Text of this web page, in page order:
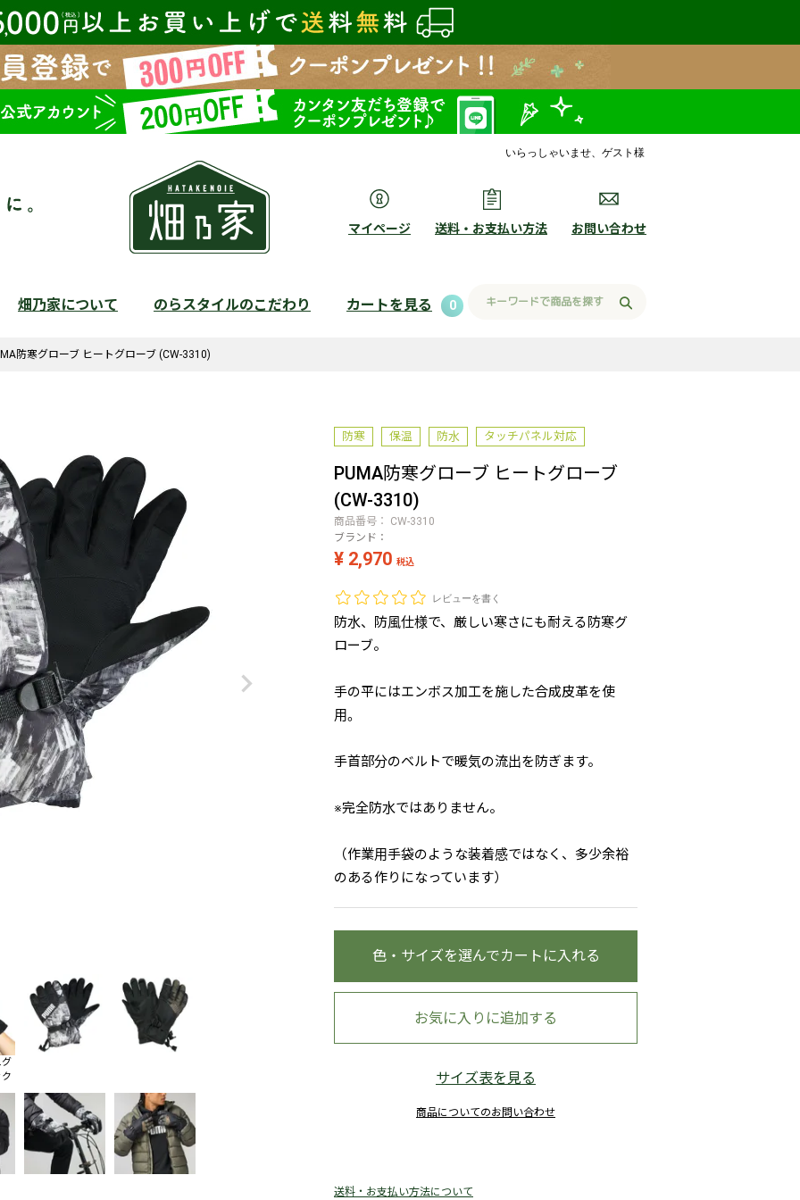
いらっしゃいませ、ゲスト様
マイページ 送料・お支払い方法 お問い合わせ
畑乃家について のらスタイルのこだわり カートを見る 0
検索
防寒グローブ ヒートグローブ (CW-3310)
ペイントグレー＆ブラック
グ
防寒 保温 防水 タッチパネル対応
PUMA防寒グローブ ヒートグローブ
(CW-3310)
商品番号
CW-3310
ブランド：
¥ 2,970 税込
レビューを書く
防水、防風仕様で、厳しい寒さにも耐える防寒グ
ローブ。
手の平にはエンボス加工を施した合成皮革を使
用。
手首部分のベルトで暖気の流出を防ぎます。
※完全防水ではありません。
（作業用手袋のような装着感ではなく、多少余裕
のある作りになっています）
色・サイズを選んでカートに入れる
お気に入りに追加する
サイズ表を見る
商品についてのお問い合わせ
送料・お支払い方法について